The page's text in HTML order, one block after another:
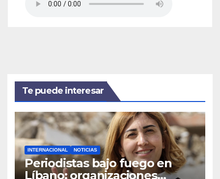
Te puede interesar
INTERNACIONAL NOTICIAS
Periodistas bajo fuego en
Líbano: organizaciones